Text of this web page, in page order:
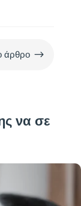
άρθρο $
να σε